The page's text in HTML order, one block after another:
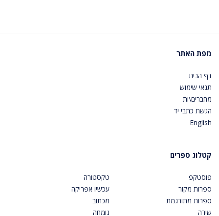
מפת האתר
דף הבית
תנאי שימוש
מחברים\ות
הגשת כתבי יד
English
קטלוג ספרים
פוסטקפ
ספרות מקור
ספרות מתורגמת
שירה
טקסטורה
עכשיו אפריקה
מכתוב
גומחה